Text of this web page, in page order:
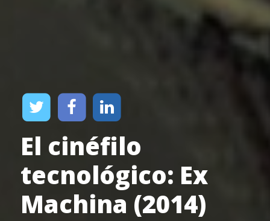
El cinéfilo
tecnológico: Ex
Machina (2014)